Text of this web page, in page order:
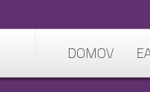
DOMOV